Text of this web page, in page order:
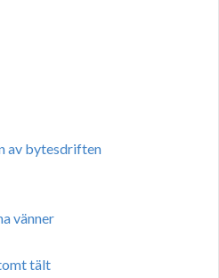
av bytesdriften
vänner
tält